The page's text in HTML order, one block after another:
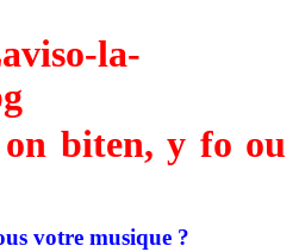
biten, y fo ou
votre musique ?